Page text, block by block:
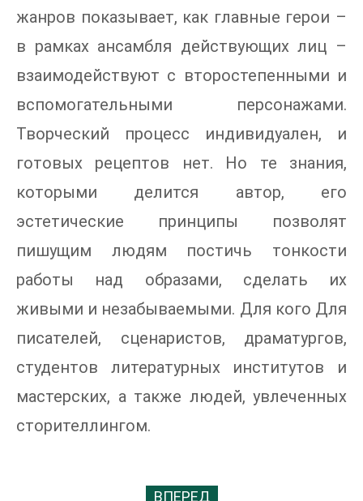
жанров показывает, как главные герои –
в рамках ансамбля действующих лиц –
взаимодействуют с второстепенными и
вспомогательными персонажами.
Творческий процесс индивидуален, и
готовых рецептов нет. Но те знания,
которыми делится автор, его
эстетические принципы позволят
пишущим людям постичь тонкости
работы над образами, сделать их
живыми и незабываемыми. Для кого Для
писателей, сценаристов, драматургов,
студентов литературных институтов и
мастерских, а также людей, увлеченных
сторителлингом.
ВПЕРЕД